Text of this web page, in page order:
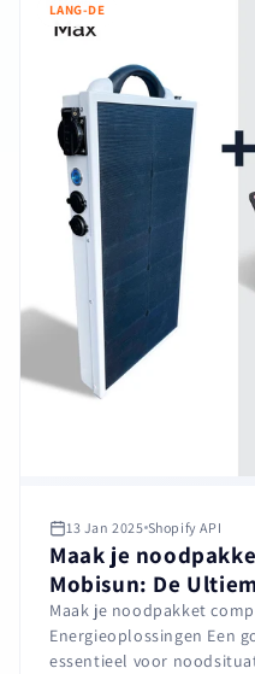
LANG-DE
13 Jan 2025 Shopify API
Maak je
Mobisun: De
Maak je noodpakket
Energieoplossingen Een
essentieel voor